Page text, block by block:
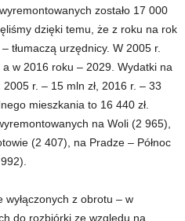
zostało 17 000
dzięki temu, że z roku na rok
tłumaczą urzędnicy. W 2005 r.
w 2016 roku – 2029. Wydatki na
r. – 15 mln zł, 2016 r. – 33
mieszkania to 16 440 zł.
na Woli (2 965),
(2 407), na Pradze – Północ
wyłączonych z obrotu – w
do rozbiórki ze względu na